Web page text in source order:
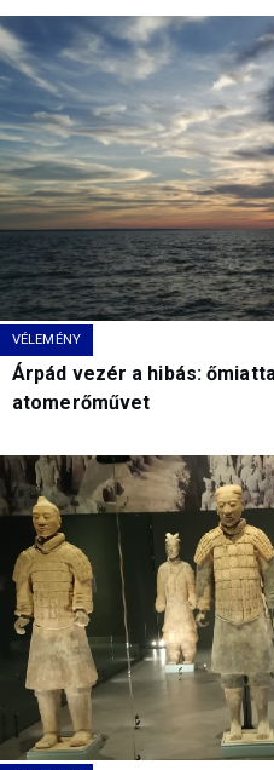
VÉLEMÉNY
Árpád vezér a hibás:
atomerőművet